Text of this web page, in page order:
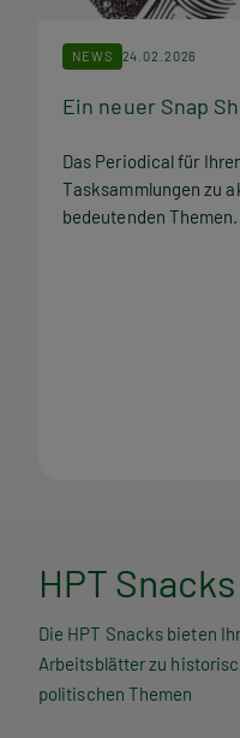
NEWS 24.02.2026
Ein neuer Snap
Das Periodical für
Tasksammlungen zu
bedeutenden Themen.
H
P
T
HPT Snacks
Die HPT Snacks bieten
Arbeitsblätter zu
politischen Themen